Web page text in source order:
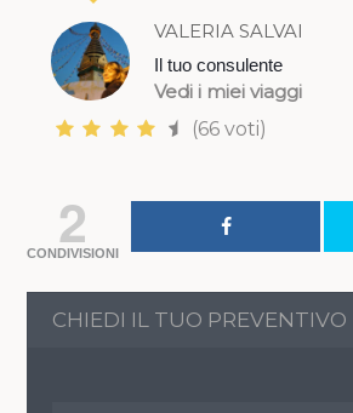
VALERIA SALVAI
Il tuo consulente
Vedi i miei viaggi
(66 voti)
2
CONDIVISIONI
CHIEDI IL TUO PREVENTIVO